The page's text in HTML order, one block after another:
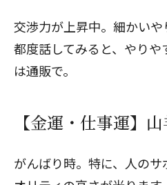
交渉力が上昇中。細かい
都度話してみると、やりや
は通販で。
【金運・仕事運】
がんばり時。特に、人の